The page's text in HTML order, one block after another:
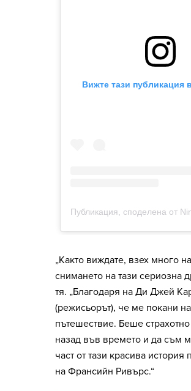
„Както виждате, взех много
снимането на тази сериозна
тя. „Благодаря на Ди Джей
(режисьорът), че ме покани
пътешествие. Беше
назад във времето и да съм
част от тази красива история
на Франсийн Ривърс.“